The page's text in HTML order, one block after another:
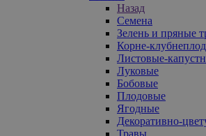
Назад
Семена
Зелень и пряные
Корне-
Листовые-
Луковые
Бобовые
Плодовые
Ягодные
Декоративно-
Травы